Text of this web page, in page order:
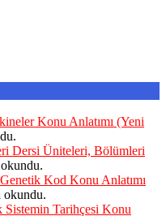
Konu Anlatımı (Yeni
Dersi Üniteleri, Bölümleri
Kod Konu Anlatımı
okundu.
Sistemin Tarihçesi Konu